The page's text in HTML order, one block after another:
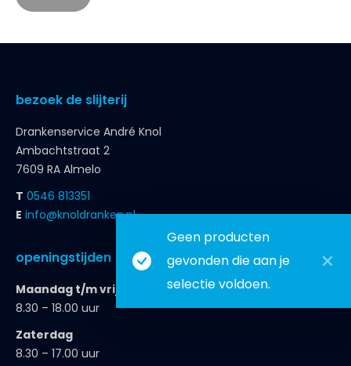
Geen producten
gevonden die aan je
selectie voldoen.
bezoek de slijterij
Drankenservice André Knol
Ambachtstraat 2
7609 RA Almelo
T 0546 813351
E info@knoldranken.nl
openingstijden
Maandag t/m vrijdag
8.30 – 18.00 uur
Zaterdag
8.30 – 17.00 uur